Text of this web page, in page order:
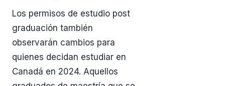
Los permisos de estudio post
graduación también
observarán cambios para
quienes decidan estudiar en
Canadá en 2024. Aquellos